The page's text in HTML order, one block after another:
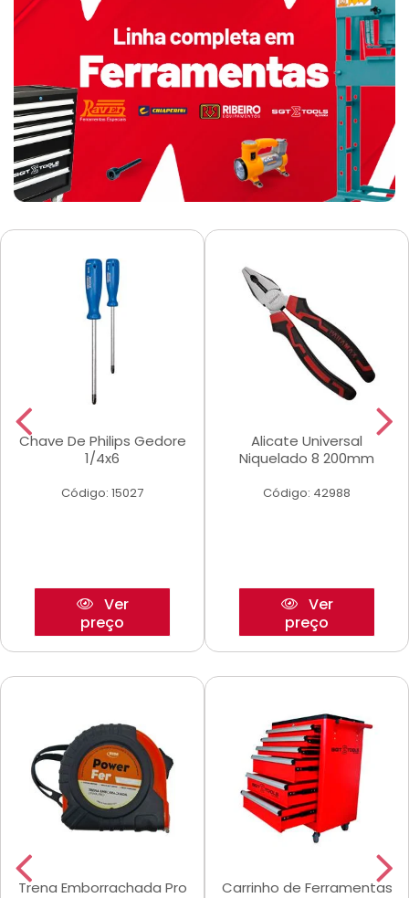
Chave De Philips Gedore
1/4x6
Código: 15027
Ver
preço
Alicate Universal
Niquelado 8 200mm
Código: 42988
Ver
preço
Trena Emborrachada Pro
Carrinho de Ferramentas